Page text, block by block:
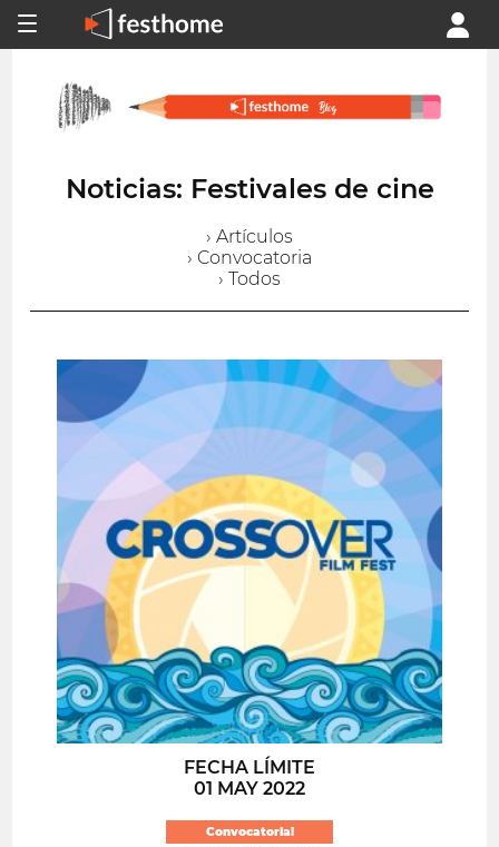
Noticias: Festivales de cine
› Artículos
› Convocatoria
› Todos
FECHA LÍMITE
01 MAY 2022
Convocatoria!